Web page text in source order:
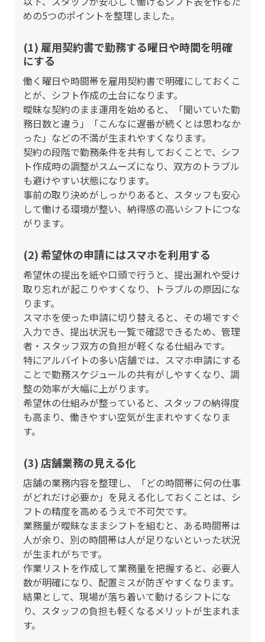
めの5つのポイントを整理しました。
(1) 雇用契約書で勤務する曜日や時間を明確
にする
働く曜日や時間帯を雇用契約書で明確にしておくこ
とが、シフト作成の土台になります。
曖昧な契約のまま運用を始めると、「聞いていた勤
務日数と違う」「こんなに遅番が続くとは思わなか
った」などの不満が生まれやすくなります。
契約の段階で勤務条件を共有しておくことで、シフ
ト作成時の調整がスムーズになり、双方のトラブル
も避けやすい状態になります。
事前の取り決めがしっかりあると、スタッフも安心
して働ける環境が整い、納得感の高いシフトにつな
がります。
(2) 希望休の申請にはスマホを利用する
希望休の提出を紙や口頭で行うと、提出漏れや受け
取り忘れが起こりやすくなり、トラブルの原因にな
ります。
スマホを使った申請に切り替えると、その場ですぐ
入力でき、提出状況も一覧で確認できるため、管理
者・スタッフ双方の負担が軽くなる仕組みです。
特にアルバイトの多い店舗では、スマホ申請にする
ことで勤務スケジュールの共有がしやすくなり、調
整の効率が大幅に上がります。
希望休の仕組みが整っていると、スタッフの納得度
も高まり、働きやすい空気が生まれやすくなりま
す。
(3) 店舗業務の見える化
店舗の業務内容を整理し、「どの時間帯に何の仕事
がどれだけ必要か」を見える化しておくことは、シ
フトの精度を高めるうえで不可欠です。
業務量が曖昧なままシフトを組むと、ある時間帯は
人が余り、別の時間帯は人が足りないといった状況
が生まれがちです。
作業リストを作成して業務量を把握すると、必要人
数が明確になり、配置ミスが防ぎやすくなります。
結果として、現場が落ち着いて動けるシフトにな
り、スタッフの負担も軽くなるメリットが生まれま
す。